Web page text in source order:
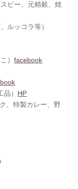
ピー、元精穀、焼
ルッコラ等）
）facebook
） HP
、特製カレー、野